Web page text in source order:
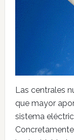
Las centrales
que mayor
sistema